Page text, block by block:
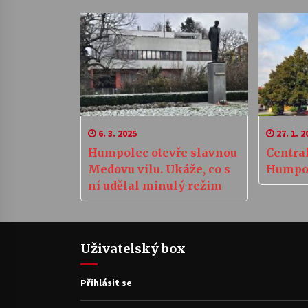
6. 3. 2025
Humpolec otevře slavnou
Medovu vilu. Ukáže, co s
ní udělal minulý režim
27. 1.
Uživatelský box
Přihlásit se